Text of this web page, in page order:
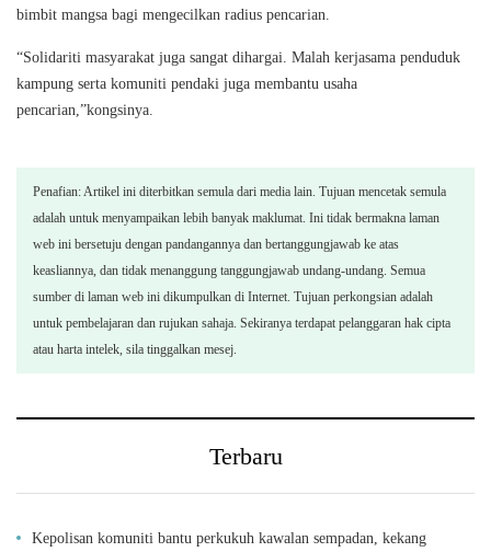
bimbit mangsa bagi mengecilkan radius pencarian.
“Solidariti masyarakat juga sangat dihargai. Malah kerjasama penduduk
kampung serta komuniti pendaki juga membantu usaha
pencarian,”kongsinya.
Penafian: Artikel ini diterbitkan semula dari media lain. Tujuan mencetak semula
adalah untuk menyampaikan lebih banyak maklumat. Ini tidak bermakna laman
web ini bersetuju dengan pandangannya dan bertanggungjawab ke atas
keasliannya, dan tidak menanggung tanggungjawab undang-undang. Semua
sumber di laman web ini dikumpulkan di Internet. Tujuan perkongsian adalah
untuk pembelajaran dan rujukan sahaja. Sekiranya terdapat pelanggaran hak cipta
atau harta intelek, sila tinggalkan mesej.
Terbaru
Kepolisan komuniti bantu perkukuh kawalan sempadan, kekang